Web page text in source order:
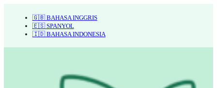
🇬🇧 BAHASA INGGRIS
🇪🇸 SPANYOL
🇮🇩 BAHASA INDONESIA